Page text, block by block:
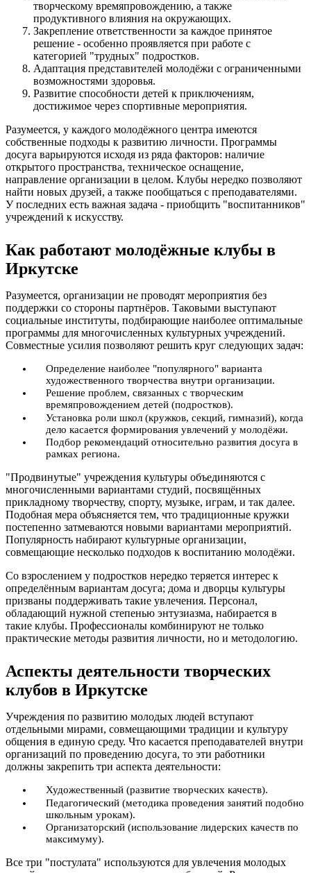
творческому времяпровождению, а также
продуктивного влияния на окружающих.
Закрепление ответственности за каждое принятое
решение - особенно проявляется при работе с
категорией "трудных" подростков.
Адаптация представителей молодёжи с ограниченными
возможностями здоровья.
Развитие способности детей к приключениям,
достижимое через спортивные мероприятия.
Разумеется, у каждого молодёжного центра имеются
собственные подходы к развитию личности. Программы
досуга варьируются исходя из ряда факторов: наличие
открытого пространства, техническое оснащение,
направление организации в целом. Клубы нередко позволяют
найти новых друзей, а также пообщаться с преподавателями.
У последних есть важная задача - приобщить "воспитанников"
учреждений к искусству.
Как работают молодёжные клубы в
Иркутске
Разумеется, организации не проводят мероприятия без
поддержки со стороны партнёров. Таковыми выступают
социальные институты, подбирающие наиболее оптимальные
программы для многочисленных культурных учреждений.
Совместные усилия позволяют решить круг следующих задач:
Определение наиболее "популярного" варианта
художественного творчества внутри организации.
Решение проблем, связанных с творческим
времяпровождением детей (подростков).
Установка роли школ (кружков, секций, гимназий), когда
дело касается формирования увлечений у молодёжи.
Подбор рекомендаций относительно развития досуга в
рамках региона.
"Продвинутые" учреждения культуры объединяются с
многочисленными вариантами студий, посвящённых
прикладному творчеству, спорту, музыке, играм, и так далее.
Подобная мера объясняется тем, что традиционные кружки
постепенно затмеваются новыми вариантами мероприятий.
Популярность набирают культурные организации,
совмещающие несколько подходов к воспитанию молодёжи.
Со взрослением у подростков нередко теряется интерес к
определённым вариантам досуга; дома и дворцы культуры
призваны поддерживать такие увлечения. Персонал,
обладающий нужной степенью энтузиазма, набирается в
такие клубы. Профессионалы комбинируют не только
практические методы развития личности, но и методологию.
Аспекты деятельности творческих
клубов в Иркутске
Учреждения по развитию молодых людей вступают
отдельными мирами, совмещающими традиции и культуру
общения в единую среду. Что касается преподавателей внутри
организаций по проведению досуга, то эти работники
должны закрепить три аспекта деятельности:
Художественный (развитие творческих качеств).
Педагогический (методика проведения занятий подобно
школьным урокам).
Организаторский (использование лидерских качеств по
максимуму).
Все три "постулата" используются для увлечения молодых